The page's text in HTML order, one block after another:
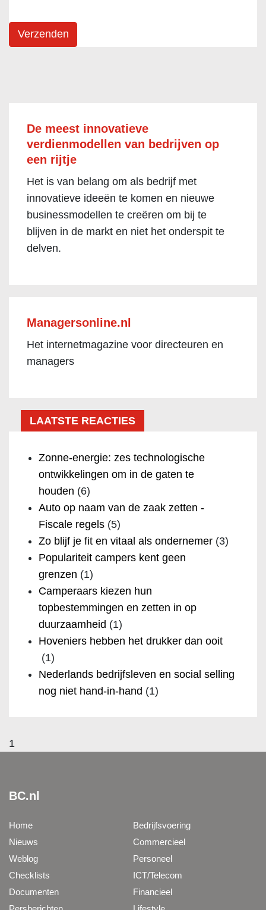
De meest innovatieve
verdienmodellen van bedrijven op
een rijtje
Het is van belang om als bedrijf met
innovatieve ideeën te komen en nieuwe
businessmodellen te creëren om bij te
blijven in de markt en niet het onderspit te
delven.
Managersonline.nl
Het internetmagazine voor directeuren en
managers
LAATSTE REACTIES
Zonne-energie: zes technologische
ontwikkelingen om in de gaten te
houden (6)
Auto op naam van de zaak zetten -
Fiscale regels (5)
Zo blijf je fit en vitaal als ondernemer (3)
Populariteit campers kent geen
grenzen (1)
Camperaars kiezen hun
topbestemmingen en zetten in op
duurzaamheid (1)
Hoveniers hebben het drukker dan ooit
(1)
Nederlands bedrijfsleven en social selling
nog niet hand-in-hand (1)
1
BC.nl
Home
Nieuws
Weblog
Checklists
Documenten
Bedrijfsvoering
Commercieel
Personeel
ICT/Telecom
Financieel